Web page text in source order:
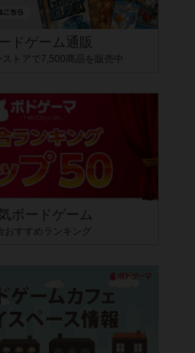
ドゲーム通販
ストアで7,500商品を販売中
ボードゲーム
おすすめランキング